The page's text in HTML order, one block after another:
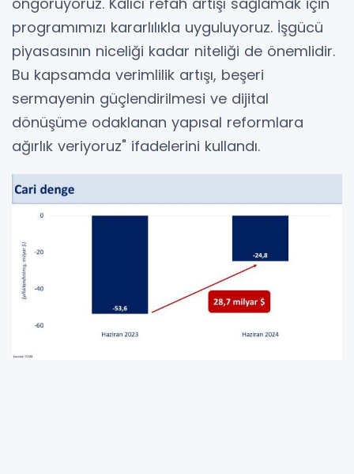
programımızı kararlılıkla uyguluyoruz. İşgücü
piyasasının niceliği kadar niteliği de önemlidir.
Bu kapsamda verimlilik artışı, beşeri
sermayenin güçlendirilmesi ve dijital
dönüşüme odaklanan yapısal reformlara
ağırlık veriyoruz" ifadelerini kullandı.